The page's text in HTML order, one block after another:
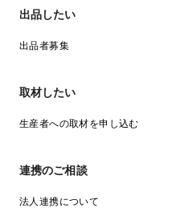
出品したい
出品者募集
取材したい
生産者への取材を申し込む
連携のご相談
法人連携について